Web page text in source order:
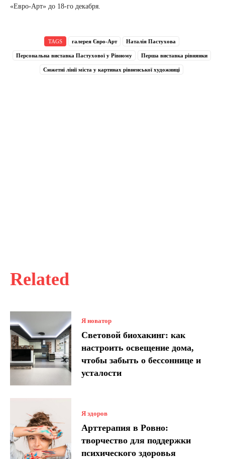
Related
Я новатор
Световой биохакинг: как
настроить освещение дома,
чтобы забыть о бессоннице и
усталости
Я здоров
Арттерапия в Ровно:
творчество для поддержки
психического здоровья
«Евро-Арт» до 18-го декабря.
TAGS галерея Євро-Арт Наталія Пастухова
Персональна виставка Пастухової у Рівному Перша виставка рівнянки
Сюжетні лінії міста у картинах рівненської художниці